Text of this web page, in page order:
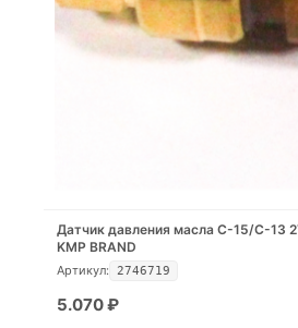
Датчик давления масла C-15/C-13 2746719 / 2769067
KMP BRAND
Артикул: 2746719
5.070₽